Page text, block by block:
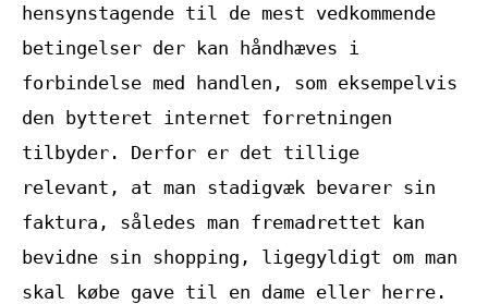
hensynstagende til de mest vedkommende
betingelser der kan håndhæves i
forbindelse med handlen, som eksempelvis
den bytteret internet forretningen
tilbyder. Derfor er det tillige
relevant, at man stadigvæk bevarer sin
faktura, således man fremadrettet kan
bevidne sin shopping, ligegyldigt om man
skal købe gave til en dame eller herre.